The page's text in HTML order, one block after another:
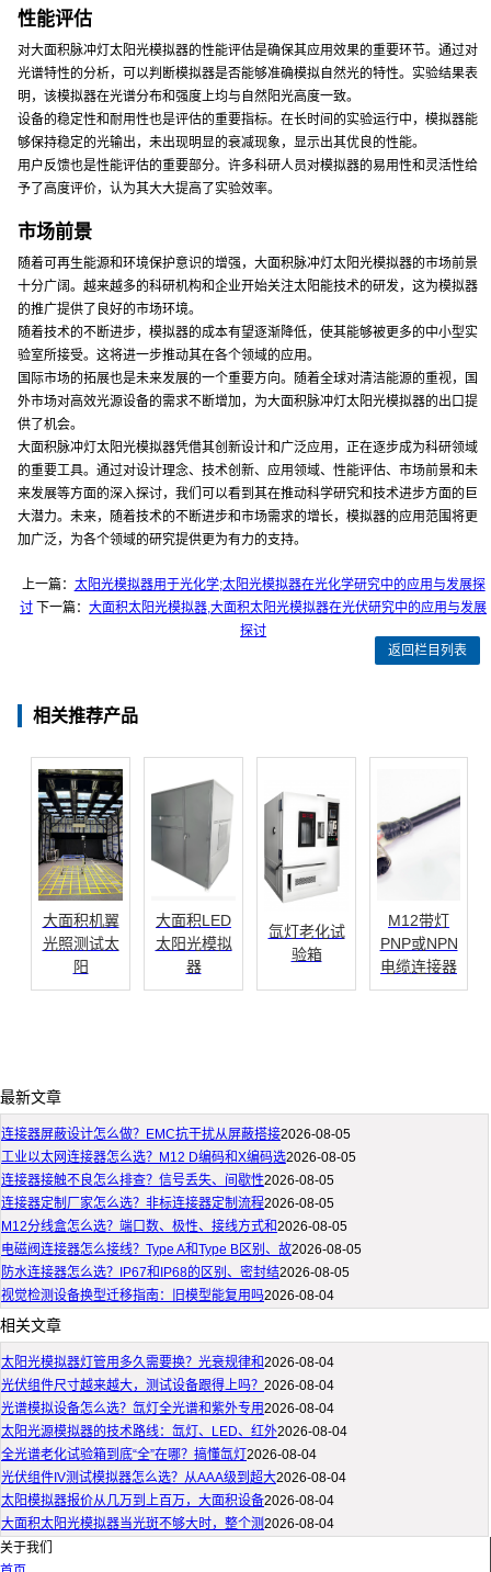
性能评估
对大面积脉冲灯太阳光模拟器的性能评估是确保其应用效果的重要环节。通过对
光谱特性的分析，可以判断模拟器是否能够准确模拟自然光的特性。实验结果表
明，该模拟器在光谱分布和强度上均与自然阳光高度一致。
设备的稳定性和耐用性也是评估的重要指标。在长时间的实验运行中，模拟器能
够保持稳定的光输出，未出现明显的衰减现象，显示出其优良的性能。
用户反馈也是性能评估的重要部分。许多科研人员对模拟器的易用性和灵活性给
予了高度评价，认为其大大提高了实验效率。
市场前景
随着可再生能源和环境保护意识的增强，大面积脉冲灯太阳光模拟器的市场前景
十分广阔。越来越多的科研机构和企业开始关注太阳能技术的研发，这为模拟器
的推广提供了良好的市场环境。
随着技术的不断进步，模拟器的成本有望逐渐降低，使其能够被更多的中小型实
验室所接受。这将进一步推动其在各个领域的应用。
国际市场的拓展也是未来发展的一个重要方向。随着全球对清洁能源的重视，国
外市场对高效光源设备的需求不断增加，为大面积脉冲灯太阳光模拟器的出口提
供了机会。
大面积脉冲灯太阳光模拟器凭借其创新设计和广泛应用，正在逐步成为科研领域
的重要工具。通过对设计理念、技术创新、应用领域、性能评估、市场前景和未
来发展等方面的深入探讨，我们可以看到其在推动科学研究和技术进步方面的巨
大潜力。未来，随着技术的不断进步和市场需求的增长，模拟器的应用范围将更
加广泛，为各个领域的研究提供更为有力的支持。
上一篇： 太阳光模拟器用于光化学;太阳光模拟器在光化学研究中的应用与发展探
讨 下一篇：大面积太阳光模拟器,大面积太阳光模拟器在光伏研究中的应用与发展
探讨
返回栏目列表
相关推荐产品
大面积机翼
光照测试太
阳
大面积LED
太阳光模拟
器
氙灯老化试
验箱
M12带灯
PNP或NPN
电缆连接器
最新文章
连接器屏蔽设计怎么做？EMC抗干扰从屏蔽搭接2026-08-05
工业以太网连接器怎么选？M12 D编码和X编码选2026-08-05
连接器接触不良怎么排查？信号丢失、间歇性2026-08-05
连接器定制厂家怎么选？非标连接器定制流程2026-08-05
M12分线盒怎么选？端口数、极性、接线方式和2026-08-05
电磁阀连接器怎么接线？Type A和Type B区别、故2026-08-05
防水连接器怎么选？IP67和IP68的区别、密封结2026-08-05
视觉检测设备换型迁移指南：旧模型能复用吗2026-08-04
相关文章
太阳光模拟器灯管用多久需要换？光衰规律和2026-08-04
光伏组件尺寸越来越大，测试设备跟得上吗？ 2026-08-04
光谱模拟设备怎么选？氙灯全光谱和紫外专用2026-08-04
太阳光源模拟器的技术路线：氙灯、LED、红外2026-08-04
全光谱老化试验箱到底“全”在哪？搞懂氙灯 2026-08-04
光伏组件IV测试模拟器怎么选？从AAA级到超大2026-08-04
太阳模拟器报价从几万到上百万，大面积设备2026-08-04
大面积太阳光模拟器当光斑不够大时，整个测2026-08-04
关于我们